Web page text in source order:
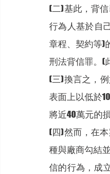
(二)基此，背
行為人基於自
章程、契約等)
刑法背信罪。(
(三)換言之，
表面上以低於
將近40萬元的
(四)然而，在
種與廠商勾結
信的行為，成